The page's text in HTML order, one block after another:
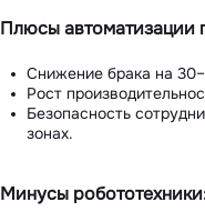
Плюсы автоматизации
Снижение брака на
Рост
Безопасность
зонах.
Минусы